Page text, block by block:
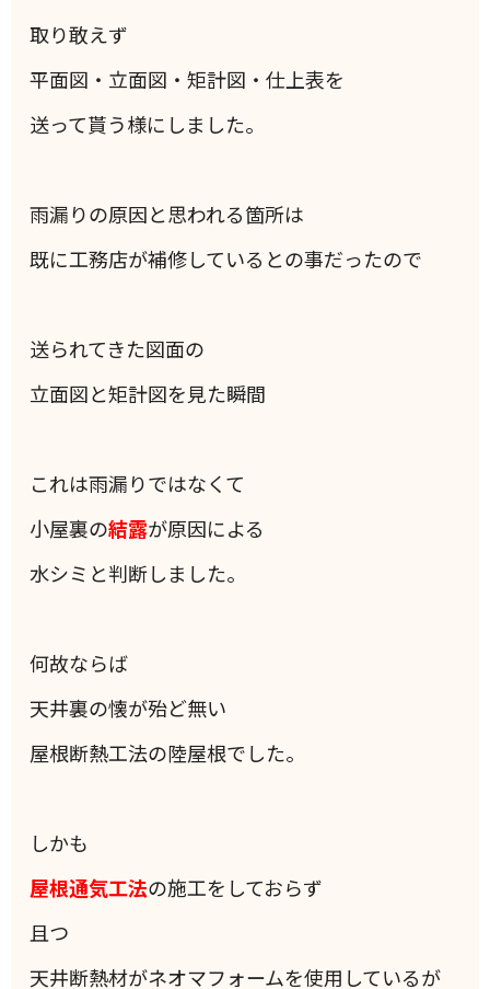
取り敢えず
平面図・立面図・矩計図・仕上表を
送って貰う様にしました。
雨漏りの原因と思われる箇所は
既に工務店が補修しているとの事だったので
送られてきた図面の
立面図と矩計図を見た瞬間
これは雨漏りではなくて
小屋裏の結露が原因による
水シミと判断しました。
何故ならば
天井裏の懐が殆ど無い
屋根断熱工法の陸屋根でした。
しかも
屋根通気工法の施工をしておらず
且つ
天井断熱材がネオマフォームを使用しているが